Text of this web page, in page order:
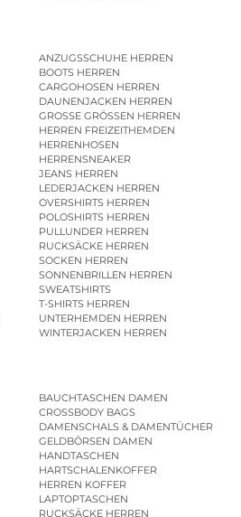
ANZUGSSCHUHE HERREN
BOOTS HERREN
CARGOHOSEN HERREN
DAUNENJACKEN HERREN
GROSSE GRÖSSEN HERREN
HERREN FREIZEITHEMDEN
HERRENHOSEN
HERRENSNEAKER
JEANS HERREN
LEDERJACKEN HERREN
OVERSHIRTS HERREN
POLOSHIRTS HERREN
PULLUNDER HERREN
RUCKSÄCKE HERREN
SOCKEN HERREN
SONNENBRILLEN HERREN
SWEATSHIRTS
T-SHIRTS HERREN
UNTERHEMDEN HERREN
WINTERJACKEN HERREN
BAUCHTASCHEN DAMEN
CROSSBODY BAGS
DAMENSCHALS & DAMENTÜCHER
GELDBÖRSEN DAMEN
HANDTASCHEN
HARTSCHALENKOFFER
HERREN KOFFER
LAPTOPTASCHEN
RUCKSÄCKE HERREN